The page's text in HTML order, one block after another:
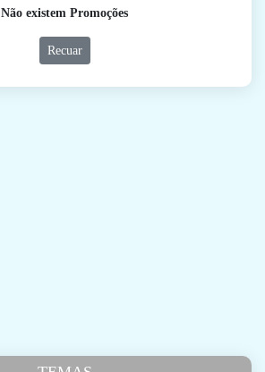
Não existem Promoções
Recuar